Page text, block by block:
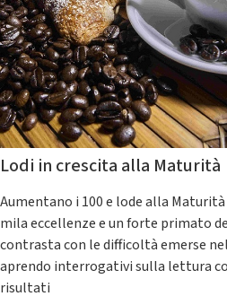
Lodi in crescita alla Maturità
Aumentano i 100 e lode alla
mila eccellenze e un forte primato
contrasta con le difficoltà emerse
aprendo interrogativi sulla lettura
risultati